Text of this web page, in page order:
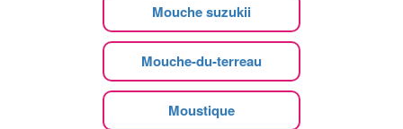
Mouche suzukii
Mouche-du-terreau
Moustique